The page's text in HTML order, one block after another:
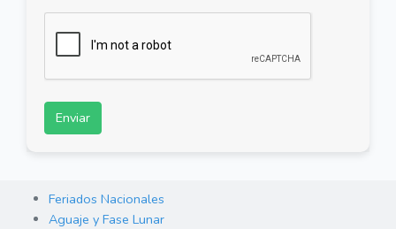
Enviar
Feriados Nacionales
Aguaje y Fase Lunar